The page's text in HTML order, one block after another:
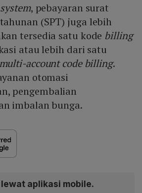
, pebayaran surat
(SPT) juga lebih
tersedia satu kode billing
atau lebih dari satu
multi-account code billing.
otomasi
pengembalian
imbalan bunga.
aplikasi mobile.